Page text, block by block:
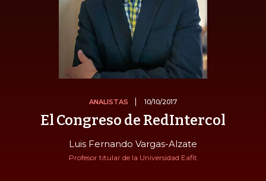
ANALISTAS 10/10/2017
El Congreso de RedIntercol
Luis Fernando Vargas-Alzate
Profesor titular de la Universidad Eafit